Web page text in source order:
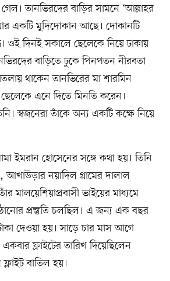
তানভিরদের বাড়ির সামনে ‘আল্লাহর
একটি মুদিদোকান আছে। দোকানটি
ওই দিনই সকালে ছেলেকে নিয়ে ঢাকায়
বাড়িতে ঢুকে পিনপতন নীরবতা
থাকেন তানভিরের মা শারমিন
এনে দিতে মিনতি করেন।
স্বজনেরা তাঁকে অন্য একটি কক্ষে নিয়ে
ইমরান হোসেনের সঙ্গে কথা হয়। তিনি
নয়াদিল গ্রামের দালাল
ভাইয়ের মাধ্যমে
প্রস্তুতি চলছিল। এ জন্য এক বছর
দেওয়া হয়। সাড়ে চার মাস আগে
ফ্লাইটের তারিখ দিয়েছিলেন
বাতিল হয়।